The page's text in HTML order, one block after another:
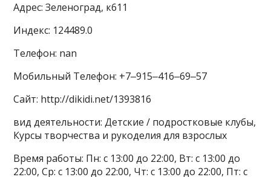
Адрес: Зеленоград, к611
Индекс: 124489.0
Телефон: nan
Мобильный Телефон: +7‒915‒416‒69‒57
Сайт: http://dikidi.net/1393816
вид деятельности: Детские / подростковые клубы,
Курсы творчества и рукоделия для взрослых
Время работы: Пн: с 13:00 до 22:00, Вт: с 13:00 до
22:00, Ср: с 13:00 до 22:00, Чт: с 13:00 до 22:00, Пт: с